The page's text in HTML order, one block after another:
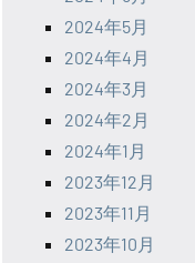
2024年5月
2024年4月
2024年3月
2024年2月
2024年1月
2023年12月
2023年11月
2023年10月